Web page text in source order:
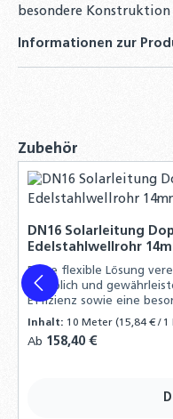
besondere
Informationen zur
Produktgalerie
Zubehör
DN16 Solarleitung
Edelstahlwellrohr
Diese flexible Lösung
erheblich und
Effizienz sowie eine
Inhalt: 10 Meter(15,84 € /
Regulärer Preis:
Ab 158,40 €